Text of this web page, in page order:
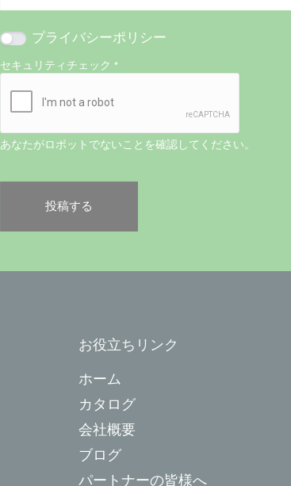
プライバシーポリシー
セキュリティチェック*
あなたがロボットでないことを確認してください。
お役立ちリンク
ホーム
カタログ
会社概要
ブログ
パートナーの皆様へ